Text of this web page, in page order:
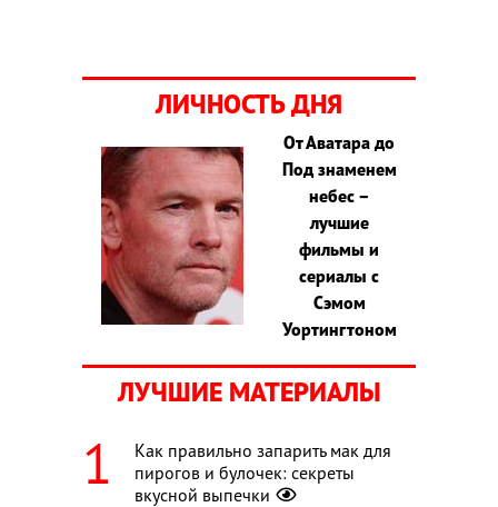
ЛИЧНОСТЬ ДНЯ
От Аватара до
Под знаменем
небес –
лучшие
фильмы и
сериалы с
Сэмом
Уортингтоном
ЛУЧШИЕ МАТЕРИАЛЫ
Как правильно запарить мак для
пирогов и булочек: секреты
вкусной выпечки